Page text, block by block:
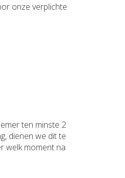
onze verplichte
ten minste 2
dienen we dit te
welk moment na